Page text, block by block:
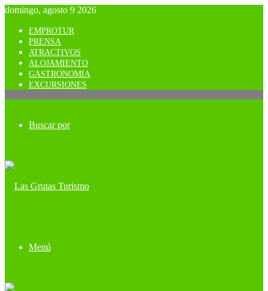
domingo, agosto 9 2026
EMPROTUR
PRENSA
ATRACTIVOS
ALOJAMIENTO
GASTRONOMIA
EXCURSIONES
Buscar por
Menú